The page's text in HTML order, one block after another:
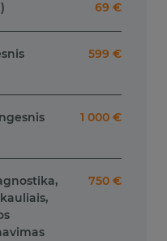
69 €
599 €
1 000 €
750 €